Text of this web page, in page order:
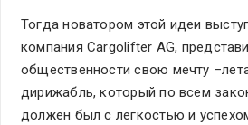
Тогда новатором этой идеи
компания Cargolifter AG,
общественности свою мечту
дирижабль, который по всем
должен был с легкостью и